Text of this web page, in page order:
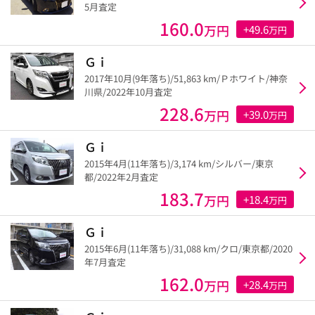
5月査定
160.0万円 +49.6万円
Ｇｉ
2017年10月(9年落ち)/51,863 km/Ｐホワイト/神奈
川県/2022年10月査定
228.6万円 +39.0万円
Ｇｉ
2015年4月(11年落ち)/3,174 km/シルバー/東京
都/2022年2月査定
183.7万円 +18.4万円
Ｇｉ
2015年6月(11年落ち)/31,088 km/クロ/東京都/2020
年7月査定
162.0万円 +28.4万円